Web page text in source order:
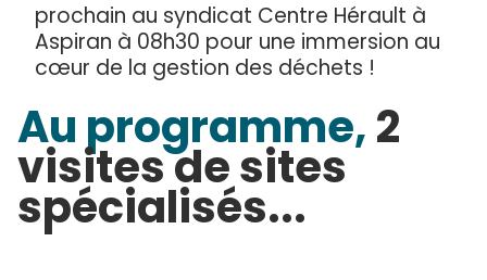
prochain au syndicat Centre Hérault à
Aspiran à 08h30 pour une immersion au
cœur de la gestion des déchets !
Au programme,2
visites de sites
spécialisés...